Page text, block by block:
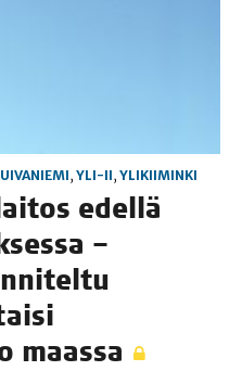
, YLI-II, YLIKIIMINKI
edel­lä
–
maassa